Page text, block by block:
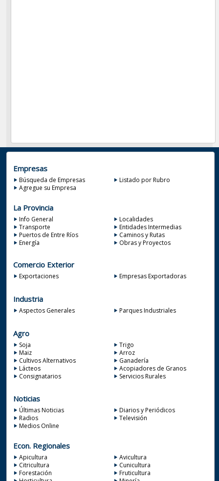
Empresas
Búsqueda de Empresas
Listado por Rubro
Agregue su Empresa
La Provincia
Info General
Localidades
Transporte
Entidades Intermedias
Puertos de Entre Ríos
Caminos y Rutas
Energía
Obras y Proyectos
Comercio Exterior
Exportaciones Empresas Exportadoras
Industria
Aspectos Generales Parques Industriales
Agro
Soja
Trigo
Maiz
Arroz
Cultivos Alternativos
Ganadería
Lácteos
Acopiadores de Granos
Consignatarios
Servicios Rurales
Noticias
Últimas Noticias
Diarios y Periódicos
Radios
Televisión
Medios Online
Econ. Regionales
Apicultura
Avicultura
Citricultura
Cunicultura
Forestación
Fruticultura